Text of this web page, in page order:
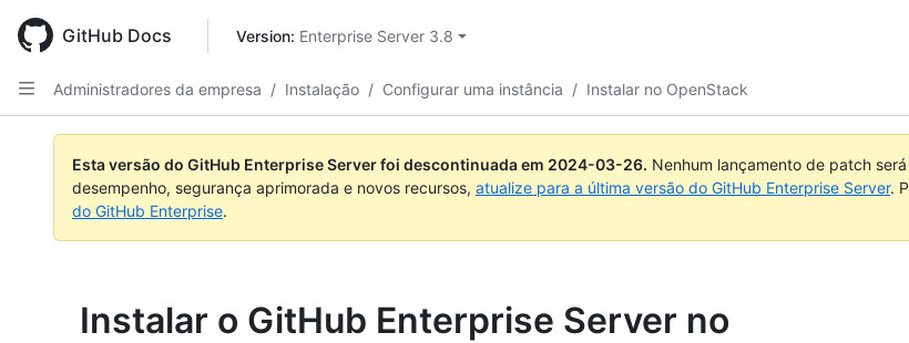
main
content
GitHub Docs Version: Enterprise Server 3.8
Administradores da empresa / Instalação / Configurar uma instância / Instalar no OpenStack
Esta versão do GitHub Enterprise Server foi descontinuada em 2024-03-26. Nenhum lançamento de patch
desempenho, segurança aprimorada e novos recursos, atualize para a última versão do GitHub Enterprise Server.
do GitHub Enterprise.
Instalar o GitHub Enterprise Server no